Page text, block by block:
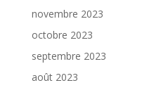
novembre 2023
octobre 2023
septembre 2023
août 2023